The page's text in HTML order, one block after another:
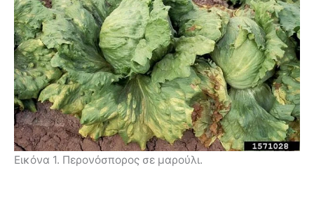
Εικόνα 1. Περονόσπορος σε μαρούλι.